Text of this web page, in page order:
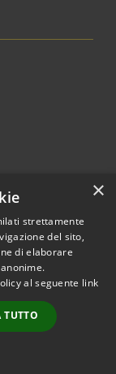
2026 • Comune di
• Powered by
•
Accesso
×
strettamente
del sito,
di elaborare
al seguente link
TUTTO